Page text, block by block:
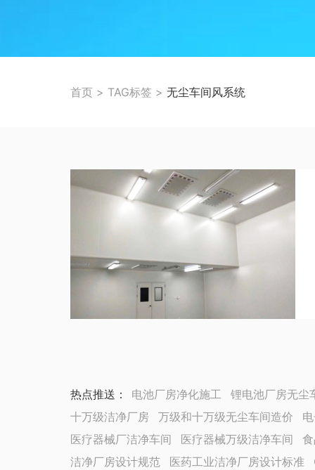
首页 > TAG标签 > 无尘车间风系统
热点推送： 电池厂房净化施工
锂电池厂房无尘
十万级洁净厂房
万级和十万级无尘车间造价
医疗器械厂洁净车间
医疗器械万级洁净车间
洁净厂房设计规范
医药工业洁净厂房设计标准